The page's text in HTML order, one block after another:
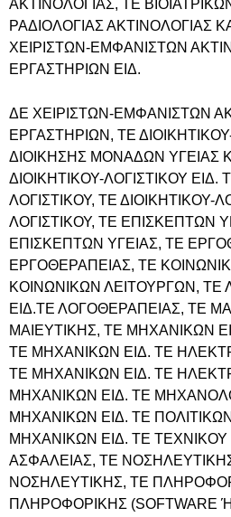
ΑΚΤΙΝΟΛΟΓΙΑΣ, ΤΕ
ΡΑΔΙΟΛΟΓΙΑΣ ΑΚΤΙΝΟΛΟΓΙΑΣ
ΧΕΙΡΙΣΤΩΝ-ΕΜΦΑΝΙΣΤΩΝ
ΕΡΓΑΣΤΗΡΙΩΝ ΕΙΔ.
ΔΕ ΧΕΙΡΙΣΤΩΝ-ΕΜΦΑΝΙΣΤΩΝ
ΕΡΓΑΣΤΗΡΙΩΝ, ΤΕ
ΔΙΟΙΚΗΣΗΣ ΜΟΝΑΔΩΝ ΥΓΕΙΑΣ
ΔΙΟΙΚΗΤΙΚΟΥ-ΛΟΓΙΣΤΙΚΟΥ ΕΙΔ.
ΛΟΓΙΣΤΙΚΟΥ, ΤΕ ΔΙΟΙΚΗΤΙΚΟΥ-
ΛΟΓΙΣΤΙΚΟΥ, ΤΕ ΕΠΙΣΚΕΠΤΩΝ
ΕΠΙΣΚΕΠΤΩΝ ΥΓΕΙΑΣ, ΤΕ
ΕΡΓΟΘΕΡΑΠΕΙΑΣ, ΤΕ
ΚΟΙΝΩΝΙΚΩΝ ΛΕΙΤΟΥΡΓΩΝ, ΤΕ
ΕΙΔ.ΤΕ ΛΟΓΟΘΕΡΑΠΕΙΑΣ, ΤΕ
ΜΑΙΕΥΤΙΚΗΣ, ΤΕ ΜΗΧΑΝΙΚΩΝ
ΤΕ ΜΗΧΑΝΙΚΩΝ ΕΙΔ. ΤΕ
ΤΕ ΜΗΧΑΝΙΚΩΝ ΕΙΔ. ΤΕ
ΜΗΧΑΝΙΚΩΝ ΕΙΔ. ΤΕ
ΜΗΧΑΝΙΚΩΝ ΕΙΔ. ΤΕ
ΜΗΧΑΝΙΚΩΝ ΕΙΔ. ΤΕ ΤΕΧΝΙΚΟΥ
ΑΣΦΑΛΕΙΑΣ, ΤΕ
ΝΟΣΗΛΕΥΤΙΚΗΣ, ΤΕ
ΠΛΗΡΟΦΟΡΙΚΗΣ (SOFTWARE Ή